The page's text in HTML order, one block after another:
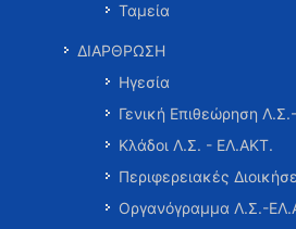
Ταμεία
ΔΙΑΡΘΡΩΣΗ
Ηγεσία
Γενική Επιθεώρηση
Κλάδοι Λ.Σ. - ΕΛ.ΑΚΤ.
Περιφερειακές
Οργανόγραμμα Λ.Σ.-